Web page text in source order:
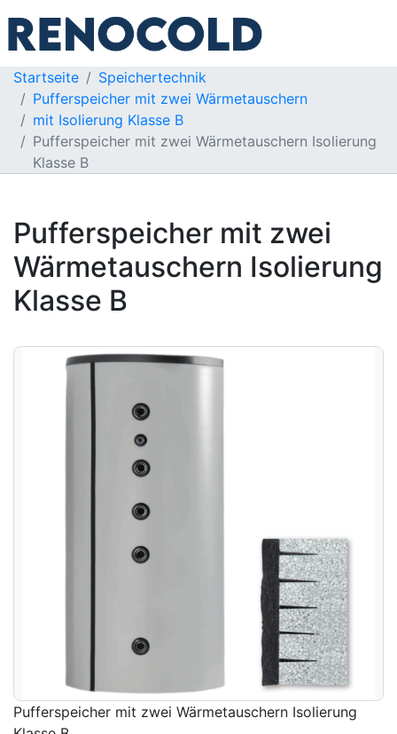
Startseite
Speichertechnik
Pufferspeicher mit zwei Wärmetauschern
mit Isolierung Klasse B
Pufferspeicher mit zwei Wärmetauschern Isolierung
Klasse B
Pufferspeicher mit zwei
Wärmetauschern Isolierung
Klasse B
Pufferspeicher mit zwei Wärmetauschern Isolierung